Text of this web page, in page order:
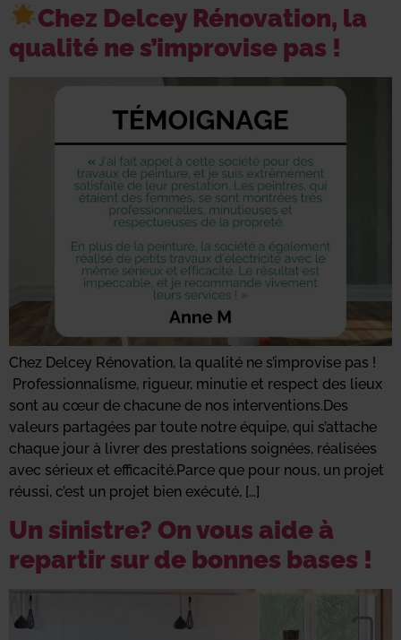
Chez Delcey Rénovation, la
qualité ne s’improvise pas !
Chez Delcey Rénovation, la qualité ne s’improvise pas !
Professionnalisme, rigueur, minutie et respect des lieux
sont au cœur de chacune de nos interventions.Des
valeurs partagées par toute notre équipe, qui s’attache
chaque jour à livrer des prestations soignées, réalisées
avec sérieux et efficacité.Parce que pour nous, un projet
réussi, c’est un projet bien exécuté, […]
Un sinistre? On vous aide à
repartir sur de bonnes bases !